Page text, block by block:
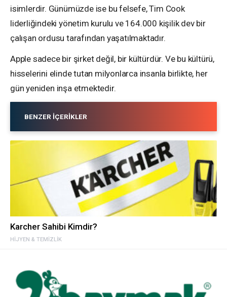
isimlerdir. Günümüzde ise bu felsefe, Tim Cook
liderliğindeki yönetim kurulu ve 164.000 kişilik dev bir
çalışan ordusu tarafından yaşatılmaktadır.
Apple sadece bir şirket değil, bir kültürdür. Ve bu kültürü,
hisselerini elinde tutan milyonlarca insanla birlikte, her
gün yeniden inşa etmektedir.
BENZER İÇERIKLER
HIJYEN & TEMIZLIK
Karcher Sahibi Kimdir?